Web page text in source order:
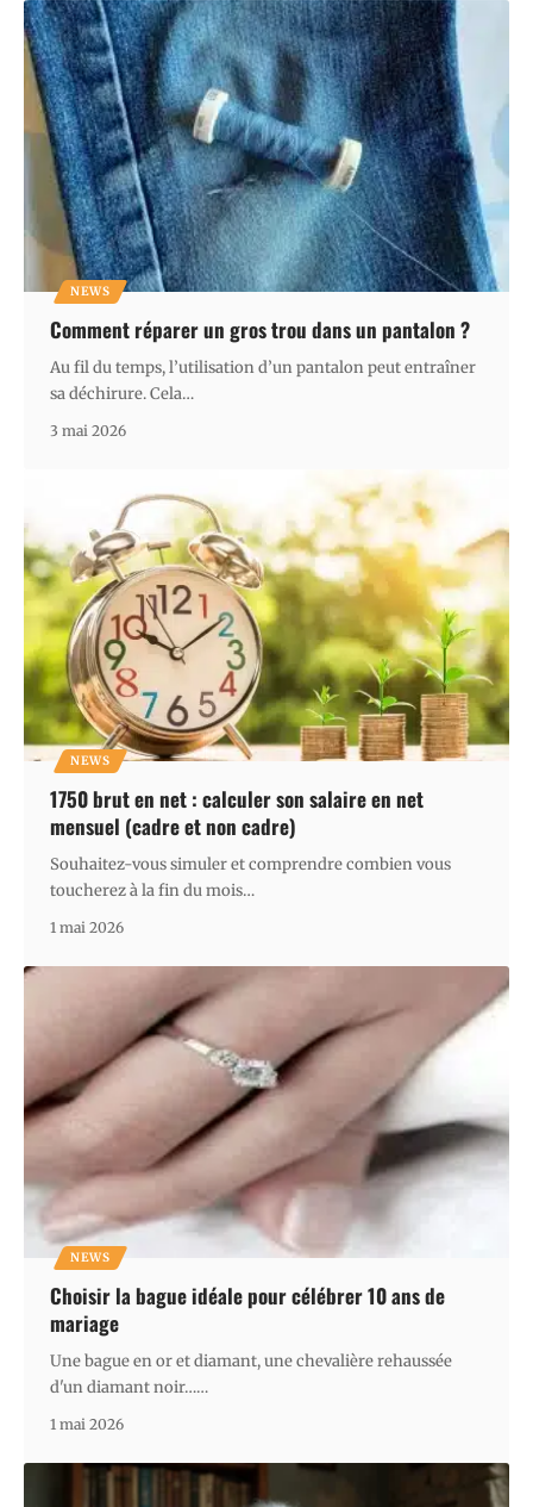
NEWS
Comment réparer un gros trou dans un pantalon ?
Au fil du temps, l’utilisation d’un pantalon peut entraîner
sa déchirure. Cela…
3 mai 2026
NEWS
1750 brut en net : calculer son salaire en net
mensuel (cadre et non cadre)
Souhaitez-vous simuler et comprendre combien vous
toucherez à la fin du mois…
1 mai 2026
NEWS
Choisir la bague idéale pour célébrer 10 ans de
mariage
Une bague en or et diamant, une chevalière rehaussée
d'un diamant noir……
1 mai 2026